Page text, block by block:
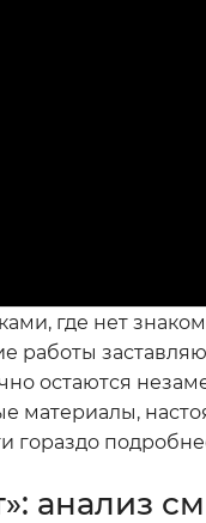
где нет
работы
остаются
материалы,
гораздо
анализ